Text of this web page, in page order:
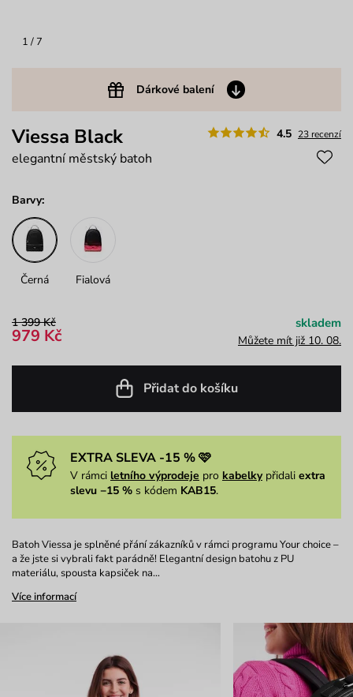
1 / 7
Dárkové balení
4.5 23 recenzí
Viessa Black
elegantní městský batoh
Barvy:
Černá Fialová
1 399 Kč
979 Kč
skladem
Můžete mít již 10. 08.
Přidat do košíku
EXTRA SLEVA -15 % 🩷
V rámci letního výprodeje pro kabelkypřidali extra
slevu −15 % s kódem KAB15.
Batoh Viessa je splněné přání zákazníků v rámci programu Your choice –
a že jste si vybrali fakt parádně! Elegantní design batohu z PU
materiálu, spousta kapsiček na…
Více informací